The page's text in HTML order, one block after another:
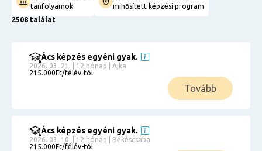
tanfolyamok
minősített képzési program
2508 találat
Ács képzés egyéni gyak.
2026. 03. 21. | 12 hónap | Ajka
215.000Ft/félév-tól
Tovább
Ács képzés egyéni gyak.
2026. 03. 10. | 12 hónap | Békéscsaba
215.000Ft/félév-tól